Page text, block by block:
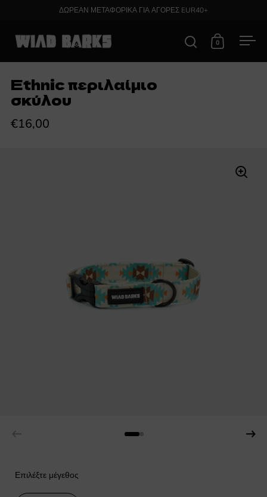
ΔΩΡΕΑΝ ΜΕΤΑΦΟΡΙΚΑ ΓΙΑ ΑΓΟΡΕΣ EUR40+
Open search
Open cart
0
Ethnic περιλαίμιο
σκύλου
€16,00
Επιλέξτε μέγεθος